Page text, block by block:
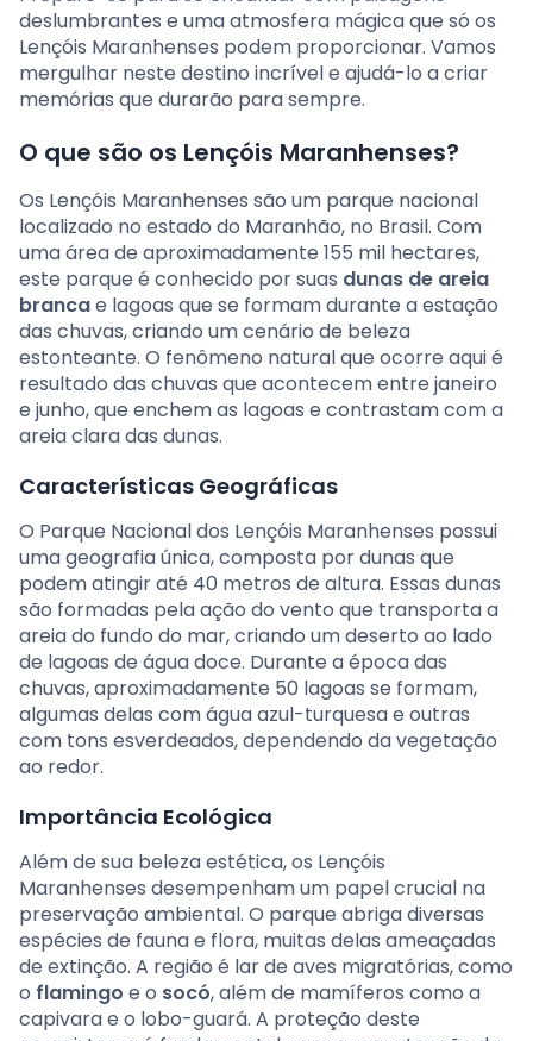
deslumbrantes e uma atmosfera mágica que só os
Lençóis Maranhenses podem proporcionar. Vamos
mergulhar neste destino incrível e ajudá-lo a criar
memórias que durarão para sempre.
O que são os Lençóis Maranhenses?
Os Lençóis Maranhenses são um parque nacional
localizado no estado do Maranhão, no Brasil. Com
uma área de aproximadamente 155 mil hectares,
este parque é conhecido por suas dunas de areia
brancae lagoas que se formam durante a estação
das chuvas, criando um cenário de beleza
estonteante. O fenômeno natural que ocorre aqui é
resultado das chuvas que acontecem entre janeiro
e junho, que enchem as lagoas e contrastam com a
areia clara das dunas.
Características Geográficas
O Parque Nacional dos Lençóis Maranhenses possui
uma geografia única, composta por dunas que
podem atingir até 40 metros de altura. Essas dunas
são formadas pela ação do vento que transporta a
areia do fundo do mar, criando um deserto ao lado
de lagoas de água doce. Durante a época das
chuvas, aproximadamente 50 lagoas se formam,
algumas delas com água azul-turquesa e outras
com tons esverdeados, dependendo da vegetação
ao redor.
Importância Ecológica
Além de sua beleza estética, os Lençóis
Maranhenses desempenham um papel crucial na
preservação ambiental. O parque abriga diversas
espécies de fauna e flora, muitas delas ameaçadas
de extinção. A região é lar de aves migratórias, como
o flamingo e o socó, além de mamíferos como a
capivara e o lobo-guará. A proteção deste